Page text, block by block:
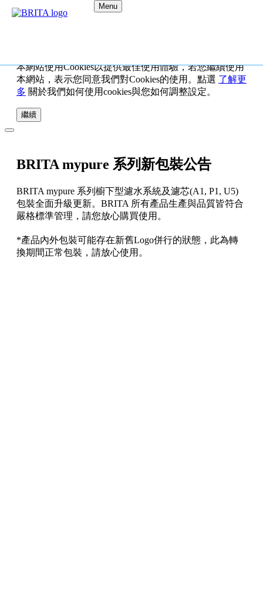
本網站使用Cookies以提供最佳使用體驗，若您繼續使用
本網站，表示您同意我們對Cookies的使用。點選 了解更
多 關於我們如何使用cookies與您如何調整設定。
繼續
Menu
BRITA mypure 系列新包裝公告
BRITA mypure 系列櫥下型濾水系統及濾芯(A1, P1, U5)
包裝全面升級更新。BRITA 所有產品生產與品質皆符合
嚴格標準管理，請您放心購買使用。
*產品內外包裝可能存在新舊Logo併行的狀態，此為轉
換期間正常包裝，請放心使用。